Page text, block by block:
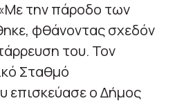
την πάροδο των
φθάνοντας σχεδόν
του. Τον
Σταθμό
επισκεύασε ο Δήμος